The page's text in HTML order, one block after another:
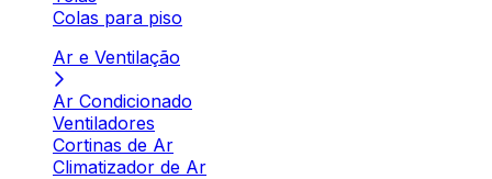
Colas para piso
Ar e Ventilação
Ar Condicionado
Ventiladores
Cortinas de Ar
Climatizador de Ar